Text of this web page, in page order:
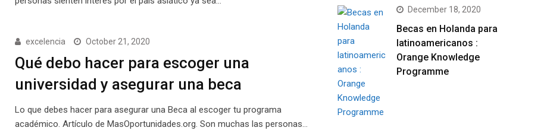
excelencia October 21, 2020
Qué debo hacer para escoger una
universidad y asegurar una beca
Lo que debes hacer para asegurar una Beca al escoger tu programa
académico. Artículo de MasOportunidades.org. Son muchas las personas…
December 18, 2020
Becas en Holanda para
latinoamericanos :
Orange Knowledge
Programme